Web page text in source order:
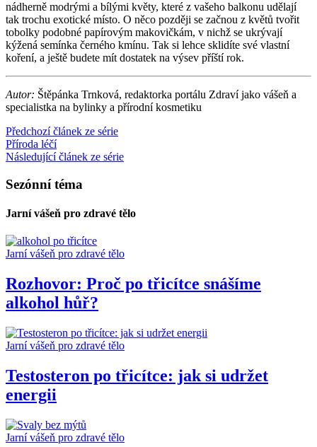
nádherně modrými a bílými květy, které z vašeho balkonu udělají
tak trochu exotické místo. O něco později se začnou z květů tvořit
tobolky podobné papírovým makovičkám, v nichž se ukrývají
kýžená semínka černého kmínu. Tak si lehce sklidíte své vlastní
koření, a ještě budete mít dostatek na výsev příští rok.
Autor: Štěpánka Trnková, redaktorka portálu Zdraví jako vášeň a
specialistka na bylinky a přírodní kosmetiku
Předchozí článek ze série
Příroda léčí
Následující článek ze série
Sezónní téma
Jarní vášeň pro zdravé tělo
Jarní vášeň pro zdravé tělo
Rozhovor: Proč po třicítce snášíme
alkohol hůř?
Jarní vášeň pro zdravé tělo
Testosteron po třicítce: jak si udržet
energii
Jarní vášeň pro zdravé tělo